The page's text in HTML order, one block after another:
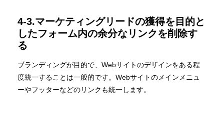
4-3.マーケティングリードの獲得を目的と
したフォーム内の余分なリンクを削除す
る
ブランディングが目的で、Webサイトのデザインをある程
度統一することは一般的です。Webサイトのメインメニュ
ーやフッターなどのリンクも統一します。